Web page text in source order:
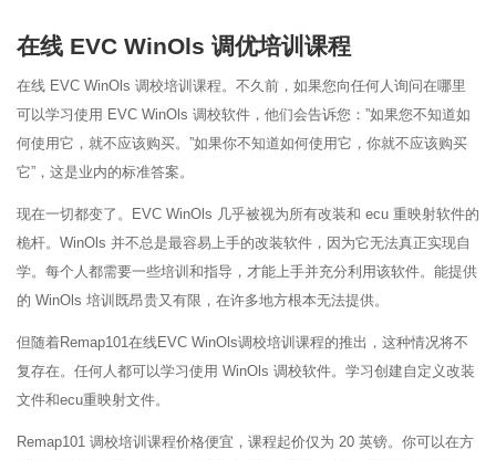
在线 EVC WinOls 调优培训课程
在线 EVC WinOls 调校培训课程。不久前，如果您向任何人询问在哪里
可以学习使用 EVC WinOls 调校软件，他们会告诉您：”如果您不知道如
何使用它，就不应该购买。”如果你不知道如何使用它，你就不应该购买
它”，这是业内的标准答案。
现在一切都变了。EVC WinOls 几乎被视为所有改装和 ecu 重映射软件的
桅杆。WinOls 并不总是最容易上手的改装软件，因为它无法真正实现自
学。每个人都需要一些培训和指导，才能上手并充分利用该软件。能提供
的 WinOls 培训既昂贵又有限，在许多地方根本无法提供。
但随着Remap101在线EVC WinOls调校培训课程的推出，这种情况将不
复存在。任何人都可以学习使用 WinOls 调校软件。学习创建自定义改装
文件和ecu重映射文件。
Remap101 调校培训课程价格便宜，课程起价仅为 20 英镑。你可以在方